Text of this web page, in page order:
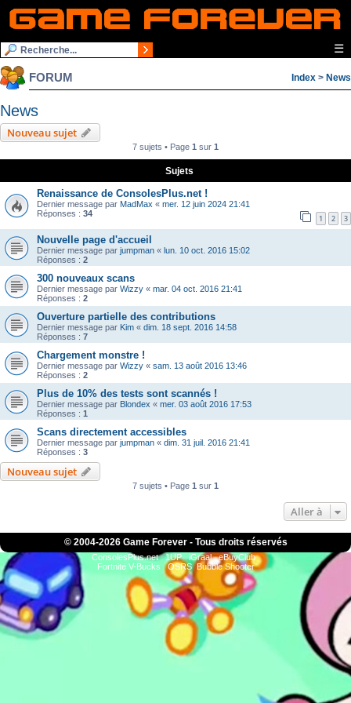
☰
FORUM Index > News
News
Nouveau sujet
7 sujets • Page 1 sur 1
Sujets
Renaissance de ConsolesPlus.net !
Dernier message par MadMax « mer. 12 juin 2024 21:41
Réponses : 34 1 2 3
Nouvelle page d'accueil
Dernier message par jumpman « lun. 10 oct. 2016 15:02
Réponses : 2
300 nouveaux scans
Dernier message par Wizzy « mar. 04 oct. 2016 21:41
Réponses : 2
Ouverture partielle des contributions
Dernier message par Kim « dim. 18 sept. 2016 14:58
Réponses : 7
Chargement monstre !
Dernier message par Wizzy « sam. 13 août 2016 13:46
Réponses : 2
Plus de 10% des tests sont scannés !
Dernier message par Blondex « mer. 03 août 2016 17:53
Réponses : 1
Scans directement accessibles
Dernier message par jumpman « dim. 31 juil. 2016 21:41
Réponses : 3
Nouveau sujet
7 sujets • Page 1 sur 1
Aller à
© 2004-2026 Game Forever - Tous droits réservés
ConsolesPlus.net 1UP iGraal
eBuyClub
Fortnite V-Bucks
OSRS Bubble Shooter